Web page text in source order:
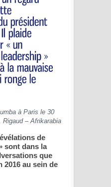
à Paris le 30
– Afrikarabia
de
sont dans la
que
2016 au sein de